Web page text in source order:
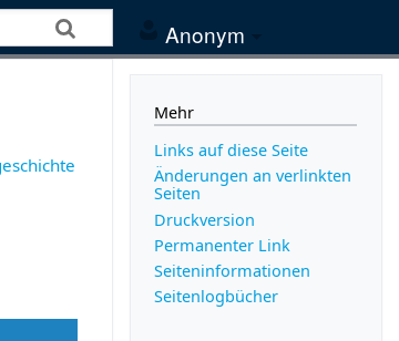
Anonym
Mehr
Links auf diese Seite
Änderungen an verlinkten
Seiten
Druckversion
Permanenter Link
Seiten­­informationen
Seitenlogbücher